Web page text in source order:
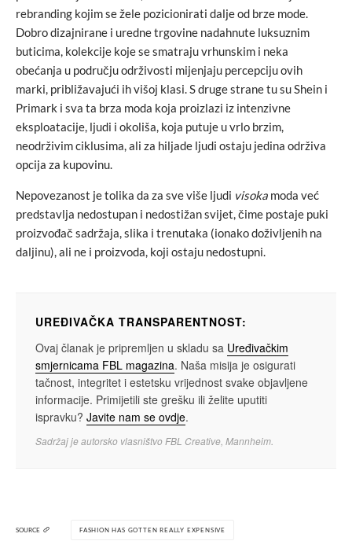
rebranding kojim se žele pozicionirati dalje od brze mode.
Dobro dizajnirane i uredne trgovine nadahnute luksuznim
buticima, kolekcije koje se smatraju vrhunskim i neka
obećanja u području održivosti mijenjaju percepciju ovih
marki, približavajući ih višoj klasi. S druge strane tu su Shein i
Primark i sva ta brza moda koja proizlazi iz intenzivne
eksploatacije, ljudi i okoliša, koja putuje u vrlo brzim,
neodrživim ciklusima, ali za hiljade ljudi ostaju jedina održiva
opcija za kupovinu.
Nepovezanost je tolika da za sve više ljudi visoka moda već
predstavlja nedostupan i nedostižan svijet, čime postaje puki
proizvođač sadržaja, slika i trenutaka (ionako doživljenih na
daljinu), ali ne i proizvoda, koji ostaju nedostupni.
UREĐIVAČKA TRANSPARENTNOST:
Ovaj članak je pripremljen u skladu sa Uređivačkim
smjernicama FBL magazina. Naša misija je osigurati
tačnost, integritet i estetsku vrijednost svake objavljene
informacije. Primijetili ste grešku ili želite uputiti
ispravku? Javite nam se ovdje.
Sadržaj je autorsko vlasništvo FBL Creative, Mannheim.
SOURCE FASHION HAS GOTTEN REALLY EXPENSIVE